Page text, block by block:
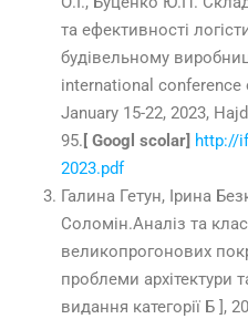
та ефективності
будівельному
international conference
January 15-22, 2023,
95. [ Googl scolar] http://
2023.pdf
Галина Гетун, Ірина
Соломін.Аналіз та
великопрогонових
проблеми архітектури
видання категорії Б ],